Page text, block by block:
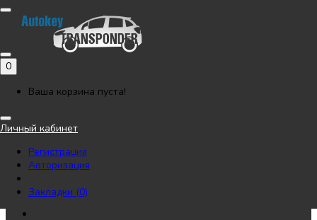
Позвонить
Напишите нам в Telegram
Автоключи
Все разделы
0
Ваша корзина пуста!
Личный кабинет
Регистрация
Авторизация
Закладки (0)